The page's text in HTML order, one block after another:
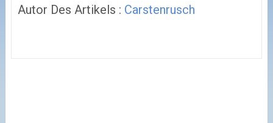
Autor Des Artikels : Carstenrusch